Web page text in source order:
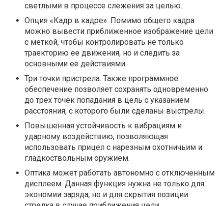
светлыми в процессе слежения за целью.
Опция «Кадр в кадре». Помимо общего кадра
можно вывести приближенное изображение цели
с меткой, чтобы контролировать не только
траекторию ее движения, но и следить за
основными ее действиями.
Три точки пристрела. Также программное
обеспечение позволяет сохранять одновременно
до трех точек попадания в цель с указанием
расстояния, с которого были сделаны выстрелы.
Повышенная устойчивость к вибрациям и
ударному воздействию, позволяющая
использовать прицел с нарезным охотничьим и
гладкоствольным оружием.
Оптика может работать автономно с отключенным
дисплеем. Данная функция нужна не только для
экономии заряда, но и для скрытия позиции